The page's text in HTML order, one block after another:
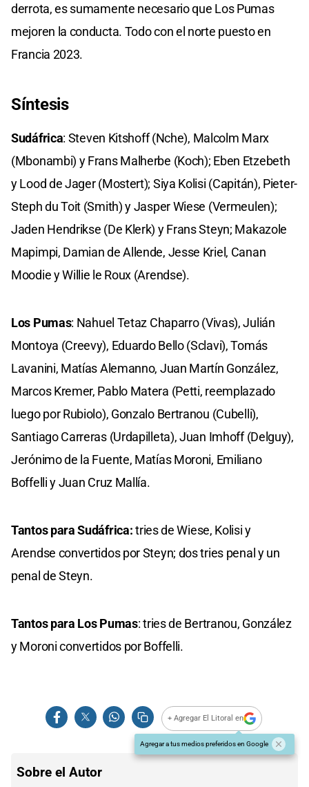
derrota, es sumamente necesario que Los Pumas
mejoren la conducta. Todo con el norte puesto en
Francia 2023.
Síntesis
Sudáfrica: Steven Kitshoff (Nche), Malcolm Marx
(Mbonambi) y Frans Malherbe (Koch); Eben Etzebeth
y Lood de Jager (Mostert); Siya Kolisi (Capitán), Pieter-
Steph du Toit (Smith) y Jasper Wiese (Vermeulen);
Jaden Hendrikse (De Klerk) y Frans Steyn; Makazole
Mapimpi, Damian de Allende, Jesse Kriel, Canan
Moodie y Willie le Roux (Arendse).
Los Pumas: Nahuel Tetaz Chaparro (Vivas), Julián
Montoya (Creevy), Eduardo Bello (Sclavi), Tomás
Lavanini, Matías Alemanno, Juan Martín González,
Marcos Kremer, Pablo Matera (Petti, reemplazado
luego por Rubiolo), Gonzalo Bertranou (Cubelli),
Santiago Carreras (Urdapilleta), Juan Imhoff (Delguy),
Jerónimo de la Fuente, Matías Moroni, Emiliano
Boffelli y Juan Cruz Mallía.
Tantos para Sudáfrica:tries de Wiese, Kolisi y
Arendse convertidos por Steyn; dos tries penal y un
penal de Steyn.
Tantos para Los Pumas: tries de Bertranou, González
y Moroni convertidos por Boffelli.
+ Agregar El Litoral en
Agregar a tus medios preferidos en Google
Sobre el Autor